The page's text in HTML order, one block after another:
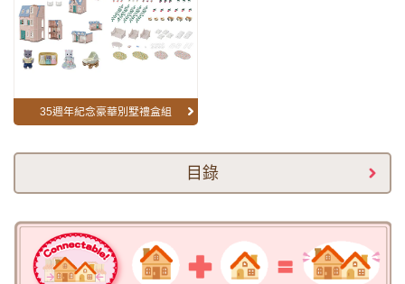
35週年紀念豪華別墅禮盒組
目錄